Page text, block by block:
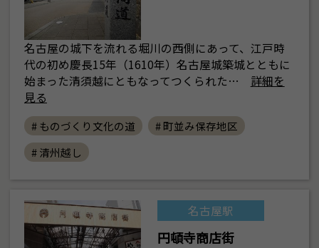
名古屋の城下を流れる堀川の西側にあって、江戸時
代の初め慶長15年（1610年）名古屋城築城とともに
始まった清須越にともなってつくられた…
詳細を
見る
# ものづくり文化の道
# 町並み保存地区
# 清州越し
名古屋駅
円頓寺商店街